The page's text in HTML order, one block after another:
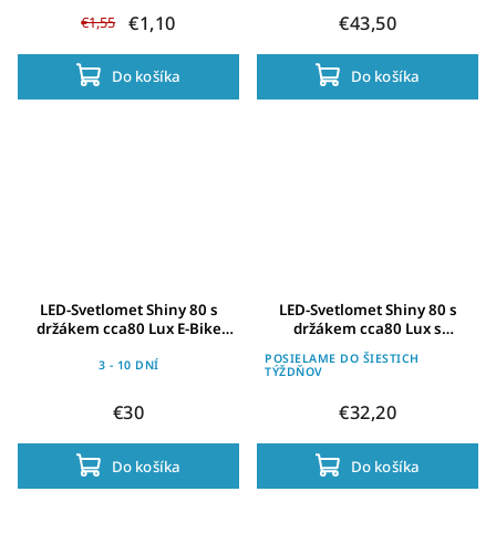
€1,55 €1,10
Do košíka
€43,50
Do košíka
LED-Svetlomet Shiny 80 s
držákem cca80 Lux E-Bike
3 - 10 DNÍ
€30
Do košíka
LED-Svetlomet Shiny 80 s
držákem cca80 Lux s
parkovacím svetlem
POSIELAME DO ŠIESTICH
TÝŽDŇOV
€32,20
Do košíka